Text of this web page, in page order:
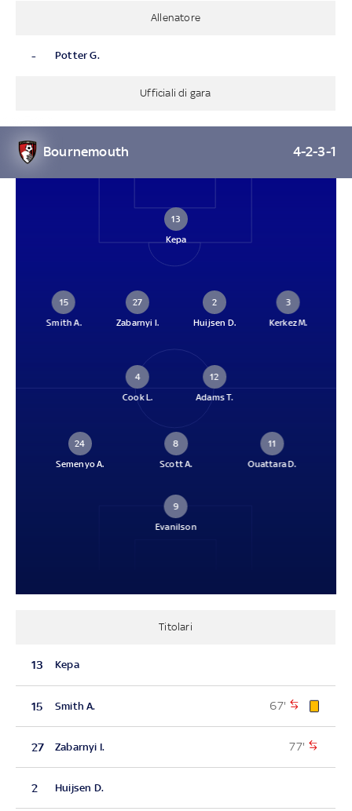
Allenatore
- Potter G.
Ufficiali di gara
Bournemouth 4-2-3-1
13
Kepa
15
Smith A.
27
Zabarnyi I.
2
Huijsen D.
3
Kerkez M.
4
Cook L.
12
Adams T.
24
Semenyo A.
8
Scott A.
11
Ouattara D.
9
Evanilson
Titolari
13 Kepa
15 Smith A. 67'
27 Zabarnyi I. 77'
2 Huijsen D.